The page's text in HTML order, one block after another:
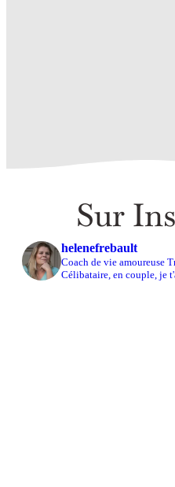
Sur
helenefrebault
Coach de vie amoureuse
Célibataire, en couple, je